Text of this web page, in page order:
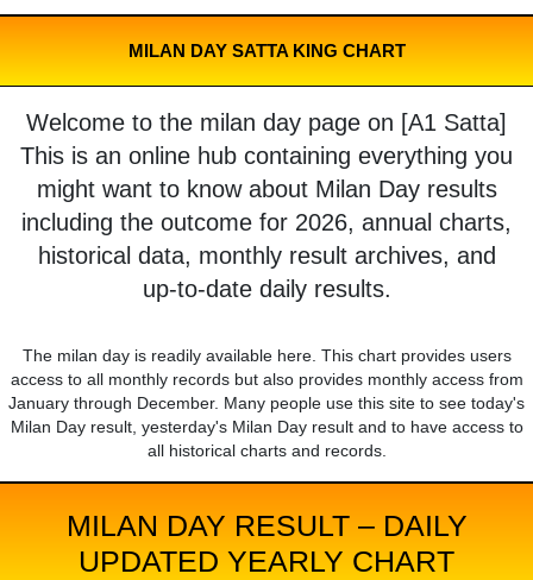
MILAN DAY SATTA KING CHART
Welcome to the milan day page on [A1 Satta]
This is an online hub containing everything you
might want to know about Milan Day results
including the outcome for 2026, annual charts,
historical data, monthly result archives, and
up-to-date daily results.
The milan day is readily available here. This chart provides users
access to all monthly records but also provides monthly access from
January through December. Many people use this site to see today's
Milan Day result, yesterday's Milan Day result and to have access to
all historical charts and records.
MILAN DAY RESULT – DAILY
UPDATED YEARLY CHART